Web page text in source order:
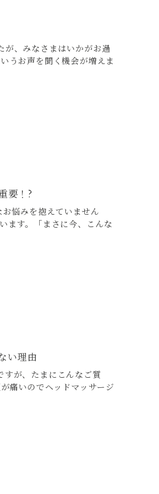
が、みなさまはいかがお過
うお声を聞く機会が増えま
要！?
悩みを抱えていません
ます。「まさに今、こんな
い理由
が、たまにこんなご質
痛いのでヘッドマッサージ